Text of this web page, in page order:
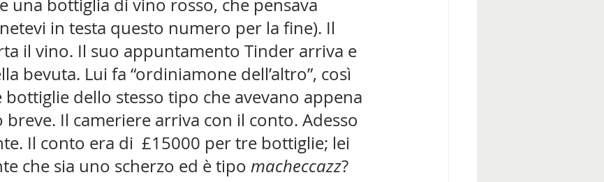
una bottiglia di vino rosso, che pensava
in testa questo numero per la fine). Il
il vino. Il suo appuntamento Tinder arriva e
bevuta. Lui fa “ordiniamone dell’altro”, così
dello stesso tipo che avevano appena
breve. Il cameriere arriva con il conto. Adesso
Il conto era di  £15000 per tre bottiglie; lei
che sia uno scherzo ed è tipo macheccazz?